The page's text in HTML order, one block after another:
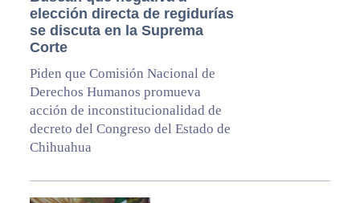
elección directa de regidurías
se discuta en la Suprema
Corte
Piden que Comisión Nacional de
Derechos Humanos promueva
acción de inconstitucionalidad de
decreto del Congreso del Estado de
Chihuahua